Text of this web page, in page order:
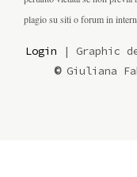
plagio su siti o forum in
Login | Graphic
© Giuliana